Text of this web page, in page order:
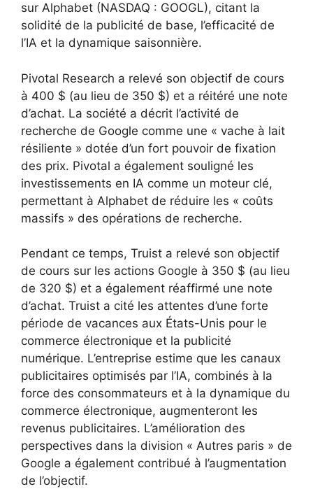
sur Alphabet (NASDAQ : GOOGL), citant la
solidité de la publicité de base, l’efficacité de
l’IA et la dynamique saisonnière.
Pivotal Research a relevé son objectif de cours
à 400 $ (au lieu de 350 $) et a réitéré une note
d’achat. La société a décrit l’activité de
recherche de Google comme une « vache à lait
résiliente » dotée d’un fort pouvoir de fixation
des prix. Pivotal a également souligné les
investissements en IA comme un moteur clé,
permettant à Alphabet de réduire les « coûts
massifs » des opérations de recherche.
Pendant ce temps, Truist a relevé son objectif
de cours sur les actions Google à 350 $ (au lieu
de 320 $) et a également réaffirmé une note
d’achat. Truist a cité les attentes d’une forte
période de vacances aux États-Unis pour le
commerce électronique et la publicité
numérique. L’entreprise estime que les canaux
publicitaires optimisés par l’IA, combinés à la
force des consommateurs et à la dynamique du
commerce électronique, augmenteront les
revenus publicitaires. L’amélioration des
perspectives dans la division « Autres paris » de
Google a également contribué à l’augmentation
de l’objectif.